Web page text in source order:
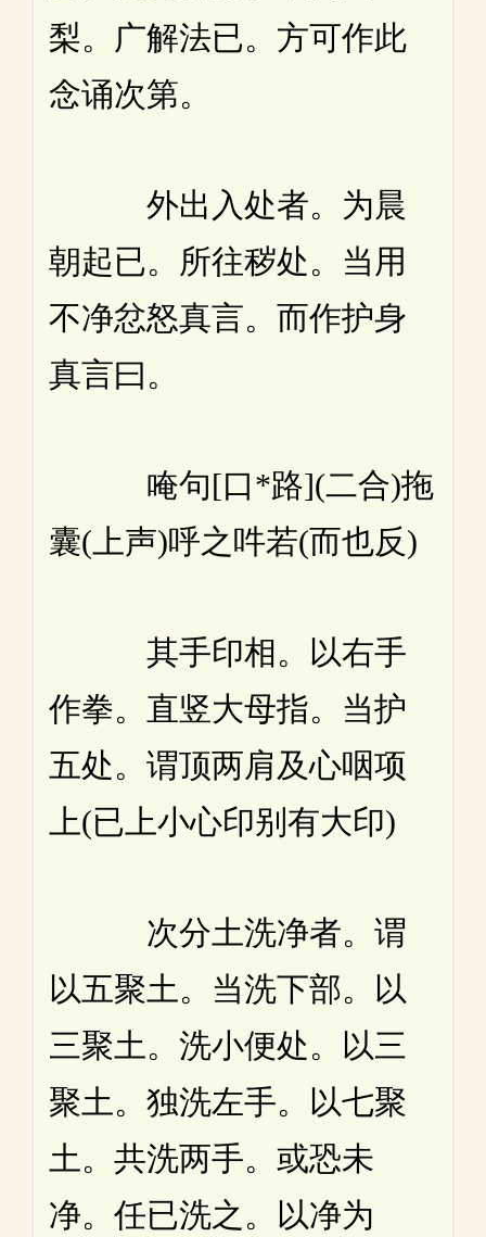
梨。广解法已。方可作此
念诵次第。
外出入处者。为晨
朝起已。所往秽处。当用
不净忿怒真言。而作护身
真言曰。
唵句[口*路](二合)拖
囊(上声)呼之吽若(而也反)
其手印相。以右手
作拳。直竖大母指。当护
五处。谓顶两肩及心咽项
上(已上小心印别有大印)
次分土洗净者。谓
以五聚土。当洗下部。以
三聚土。洗小便处。以三
聚土。独洗左手。以七聚
土。共洗两手。或恐未
净。任已洗之。以净为